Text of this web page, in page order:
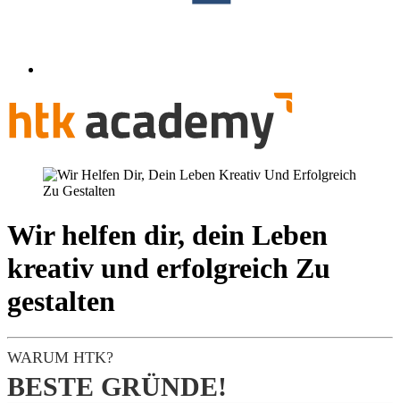
Wir helfen dir, dein Leben
kreativ und erfolgreich Zu
gestalten
WARUM HTK?
BESTE GRÜNDE!